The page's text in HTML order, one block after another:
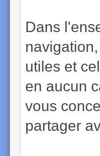
Dans
utiles et
en aucun
vous
partager